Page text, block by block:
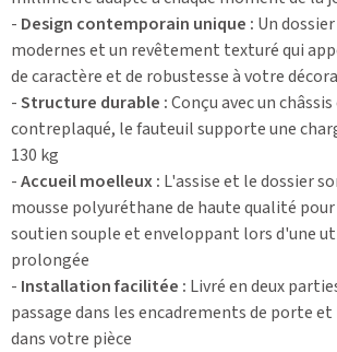
- Design contemporain unique : Un
modernes et un revêtement texturé qui
de caractère et de robustesse à votre
-Structure durable :Conçu avec un
contreplaqué, le fauteuil supporte une
130 kg
-Accueil moelleux : L'assise et le dossier
mousse polyuréthane de haute qualité
soutien souple et enveloppant lors d'une
prolongée
- Installation facilitée : Livré en deux
passage dans les encadrements de porte
dans votre pièce